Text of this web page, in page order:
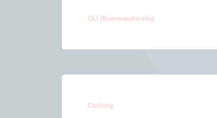
CLI (Kommandozeile)
Caching